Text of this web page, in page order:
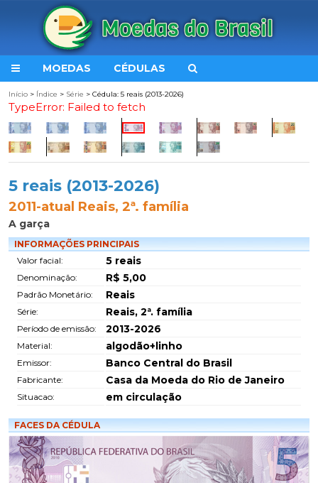
MOEDAS CÉDULAS
Início > Índice > Série > Cédula: 5 reais (2013-2026)
TypeError: Failed to fetch
5 reais (2013-2026)
2011-atual Reais, 2ª. família
A garça
INFORMAÇÕES PRINCIPAIS
Valor facial:
5 reais
Denominação: R$ 5,00
Padrão Monetário: Reais
Série: Reais, 2ª. família
Período de emissão: 2013-2026
Material: algodão+linho
Emissor: Banco Central do Brasil
Fabricante: Casa da Moeda do Rio de Janeiro
Situacao: em circulação
FACES DA CÉDULA